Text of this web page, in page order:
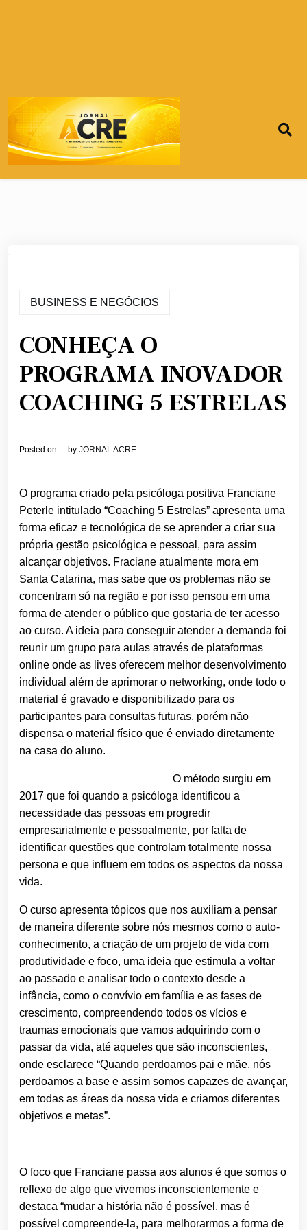
BUSINESS E NEGÓCIOS
CONHEÇA O
PROGRAMA INOVADOR
COACHING 5 ESTRELAS
Posted on by JORNAL ACRE
O programa criado pela psicóloga positiva Franciane
Peterle intitulado “Coaching 5 Estrelas” apresenta uma
forma eficaz e tecnológica de se aprender a criar sua
própria gestão psicológica e pessoal, para assim
alcançar objetivos. Fraciane atualmente mora em
Santa Catarina, mas sabe que os problemas não se
concentram só na região e por isso pensou em uma
forma de atender o público que gostaria de ter acesso
ao curso. A ideia para conseguir atender a demanda foi
reunir um grupo para aulas através de plataformas
online onde as lives oferecem melhor desenvolvimento
individual além de aprimorar o networking, onde todo o
material é gravado e disponibilizado para os
participantes para consultas futuras, porém não
dispensa o material físico que é enviado diretamente
na casa do aluno.
O método surgiu em
2017 que foi quando a psicóloga identificou a
necessidade das pessoas em progredir
empresarialmente e pessoalmente, por falta de
identificar questões que controlam totalmente nossa
persona e que influem em todos os aspectos da nossa
vida.
O curso apresenta tópicos que nos auxiliam a pensar
de maneira diferente sobre nós mesmos como o auto-
conhecimento, a criação de um projeto de vida com
produtividade e foco, uma ideia que estimula a voltar
ao passado e analisar todo o contexto desde a
infância, como o convívio em família e as fases de
crescimento, compreendendo todos os vícios e
traumas emocionais que vamos adquirindo com o
passar da vida, até aqueles que são inconscientes,
onde esclarece “Quando perdoamos pai e mãe, nós
perdoamos a base e assim somos capazes de avançar,
em todas as áreas da nossa vida e criamos diferentes
objetivos e metas”.
O foco que Franciane passa aos alunos é que somos o
reflexo de algo que vivemos inconscientemente e
destaca “mudar a história não é possível, mas é
possível compreende-la, para melhorarmos a forma de